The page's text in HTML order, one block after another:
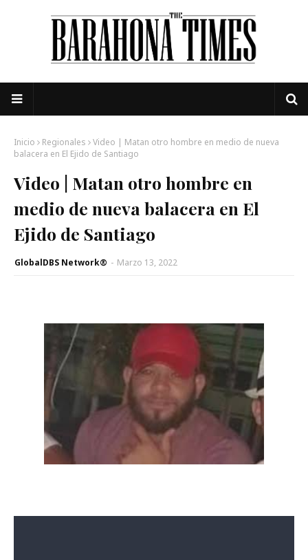
Inicio Regionales
Video | Matan otro hombre en medio de nueva
balacera en El Ejido de Santiago
Video | Matan otro hombre en
medio de nueva balacera en El
Ejido de Santiago
GlobalDBS Network® - Marzo 13, 2022